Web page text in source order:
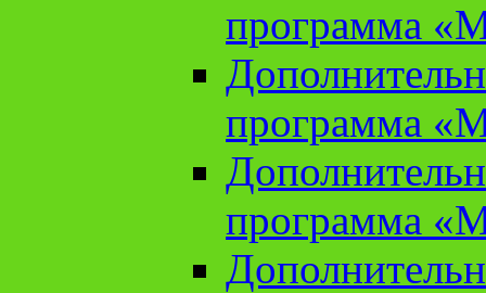
программа
программа
программа